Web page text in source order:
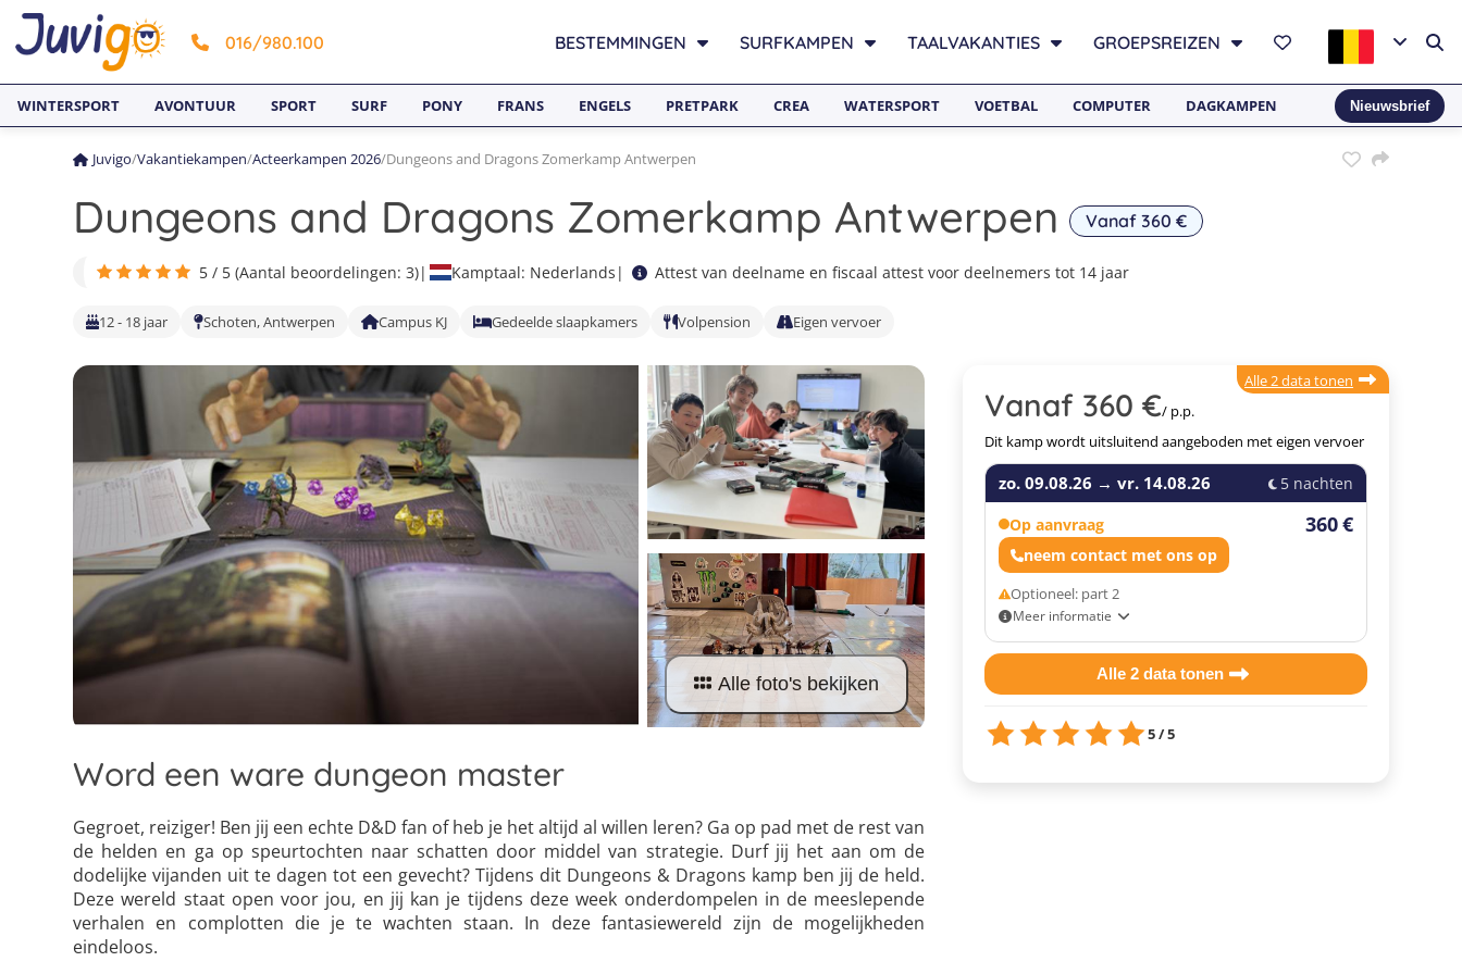
016/980.100 BESTEMMINGEN SURFKAMPEN TAALVAKANTIES GROEPSREIZEN
WINTERSPORT AVONTUUR SPORT SURF PONY FRANS ENGELS PRETPARK CREA WATERSPORT VOETBAL COMPUTER DAGKAMPEN Nieuwsbrief
Juvigo/Vakantiekampen/Acteerkampen 2026/Dungeons and Dragons Zomerkamp Antwerpen
Dungeons and Dragons Zomerkamp Antwerpen Vanaf 360 €
5 / 5 (Aantal beoordelingen: 3)| Kamptaal: Nederlands | Attest van deelname en fiscaal attest voor deelnemers tot 14 jaar
12 - 18 jaar Schoten, Antwerpen Campus KJ Gedeelde slaapkamers Volpension Eigen vervoer
Vanaf 360 €/ p.p.
Alle 2 data tonen
Dit kamp wordt uitsluitend aangeboden met eigen vervoer
zo. 09.08.26 →vr. 14.08.26
5 nachten
Op aanvraag
360 €
neem contact met ons op
Optioneel: part 2
Meer informatie
Optioneel: part 2
Eigen vervoerAlle 2 data tonen
5 / 5
Alle foto's bekijken
Word een ware dungeon master
Gegroet, reiziger! Ben jij een echte D&D fan of heb je het altijd al willen leren? Ga op pad met de rest van
de helden en ga op speurtochten naar schatten door middel van strategie. Durf jij het aan om de
dodelijke vijanden uit te dagen tot een gevecht? Tijdens dit Dungeons & Dragons kamp ben jij de held.
Deze wereld staat open voor jou, en jij kan je tijdens deze week onderdompelen in de meeslepende
verhalen en complotten die je te wachten staan. In deze fantasiewereld zijn de mogelijkheden
eindeloos.